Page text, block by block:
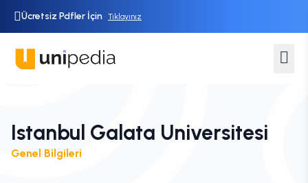
Ücretsiz Pdfler İçin Tıklayınız
Istanbul Galata Universitesi
Genel Bilgileri